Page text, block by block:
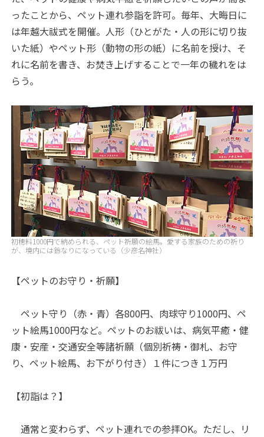
ったことから、ペット連れ参詣を許可。毎年、大晦日に
は年越大祓式を開催。人形（ひとがた・人の形に切り抜
いた紙）やペット形（動物の形の紙）に名前を授け、そ
れに名前を書き、お焚き上げすることで一年の穢れをは
らう。
初穂料1000円で納められる、ペット祈願の絵馬。愛する家族のための祈り
が、境内には鈴なりになっている（少彦名神社）
【ペットのお守り・祈願】
ペット守り（赤・青）各800円、肉球守り1000円、ペ
ット絵馬1000円など。ペットのお祓いは、病気平癒・健
康・安産・交通安全等諸祈願（個別祈祷・御札、お守
り、ペット絵馬、お下がり付き）１件につき１万円
【初詣は？】
通常と変わらず、ペット連れでの参拝OK。ただし、リ